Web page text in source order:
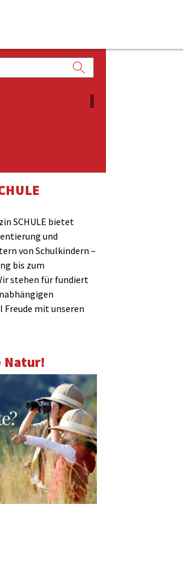
SCHULE bietet
und
von Schulkindern –
bis zum
stehen für fundiert
Freude mit unseren
Natur!